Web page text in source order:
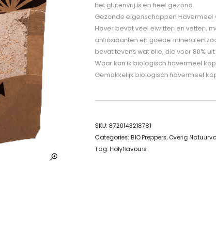
het glutenvrij is en heel gezond.
Gezonde eigenschappen Havermeel
Haver bevat veel eiwitten en vetten,
antioxidanten en goede mineralen
bevat tevens wat olie, die voor 80%
Waar kan ik biologisch havermeel
Gemakkelijk biologisch havermeel
SKU: 8720143218781
Categories: BIO Preppers,Overig
Tag: Holyflavours